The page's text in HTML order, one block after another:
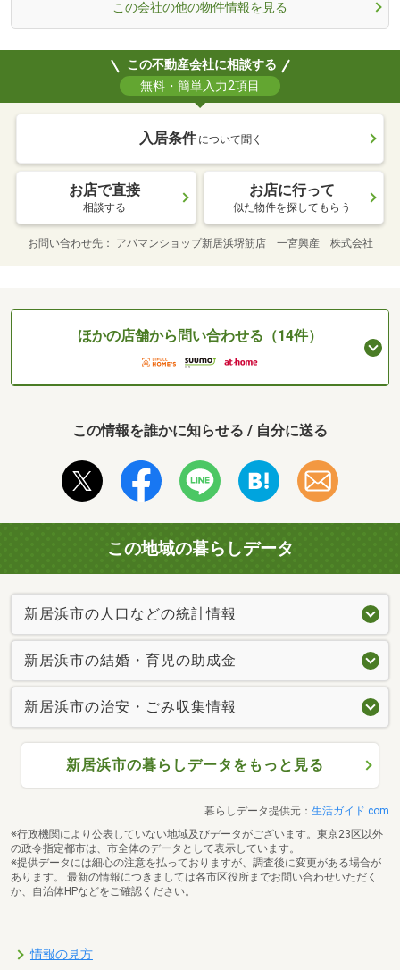
この会社の他の物件情報を見る
この不動産会社に相談する
無料・簡単入力2項目
入居条件 について聞く
お店で直接
相談する
お店に行って
似た物件を探してもらう
お問い合わせ先 アパマンショップ新居浜堺筋店 一宮興産 株式会社
ほかの店舗から問い合わせる（14件）
この情報を誰かに知らせる / 自分に送る
この地域の暮らしデータ
新居浜市の人口などの統計情報
新居浜市の結婚・育児の助成金
新居浜市の治安・ごみ収集情報
新居浜市の暮らしデータをもっと見る
暮らしデータ提供元： 生活ガイド.com
※行政機関により公表していない地域及びデータがございます。東京23区以外
の政令指定都市は、市全体のデータとして表示しています。
※提供データには細心の注意を払っておりますが、調査後に変更がある場合が
あります。 最新の情報につきましては各市区役所までお問い合わせいただく
か、自治体HPなどをご確認ください。
情報の見方